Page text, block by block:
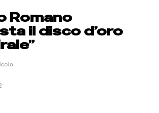
Romano
il disco d’oro